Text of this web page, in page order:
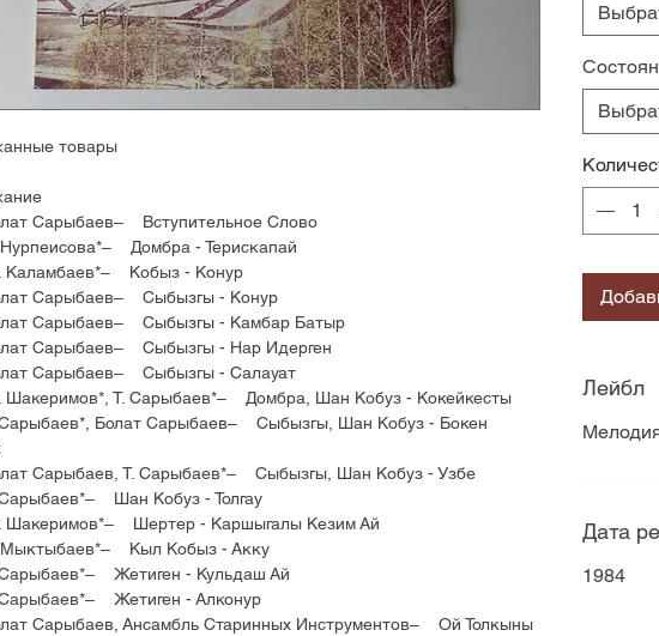
товары
Сарыбаев– Вступительное Слово
Домбра - Терискапай
Кобыз - Конур
Сарыбаев– Сыбызгы - Конур
Сарыбаев– Сыбызгы - Камбар Батыр
Сарыбаев– Сыбызгы - Нар Идерген
Сарыбаев– Сыбызгы - Салауат
Т. Сарыбаев*– Домбра, Шан Кобуз - Кокейкесты
Болат Сарыбаев– Сыбызгы, Шан Кобуз - Бокен
Сарыбаев, Т. Сарыбаев*– Сыбызгы, Шан Кобуз - Узбе
Шан Кобуз - Толгау
Шертер - Каршыгалы Кезим Ай
Кыл Кобыз - Акку
Жетиген - Кульдаш Ай
Жетиген - Алконур
Сарыбаев, Ансамбль Старинных Инструментов– Ой Толкыны
Лейбл
Дата
1984